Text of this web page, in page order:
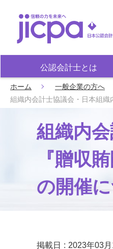
公認会計士とは
ホーム 一般企業の方へ
組織内会計士協議会・日本組織
組織内
『贈収
の開催
掲載日 2023年03月